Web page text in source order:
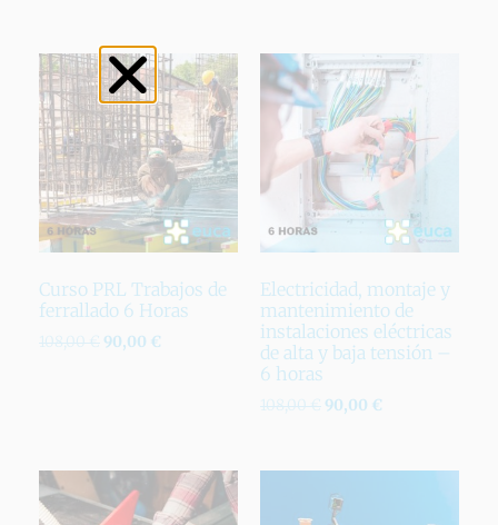
Curso PRL Trabajos de
ferrallado 6 Horas
108,00€ 90,00 €
Electricidad, montaje y
mantenimiento de
instalaciones eléctricas
de alta y baja tensión –
6 horas
108,00€ 90,00 €